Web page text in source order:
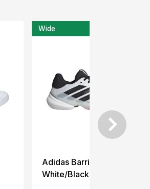
Wide
Adidas Barricade 14
White/Black Wide